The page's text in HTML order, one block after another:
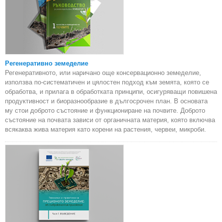
Регенеративно земеделие
Регенеративното, или наричано още консервационно земеделие,
използва по-систематичен и цялостен подход към земята, която се
обработва, и прилага в обработката принципи, осигуряващи повишена
продуктивност и биоразнообразие в дългосрочен план. В основата
му стои доброто състояние и функциониране на почвите. Доброто
състояние на почвата зависи от органичната материя, която включва
всякаква жива материя като корени на растения, червеи, микроби.